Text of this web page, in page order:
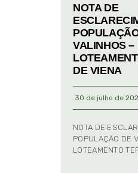
NOTA DE
VALINHOS –
DE VIENA
30 de julho de
NOTA DE
POPULAÇÃO DE
LOTEAMENTO